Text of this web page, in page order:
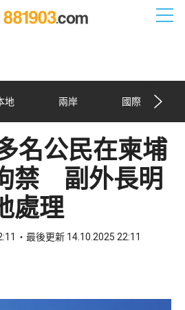
地 兩岸 國際
名公民在柬埔
禁 副外長明
處理
最後更新 14.10.2025 22:11